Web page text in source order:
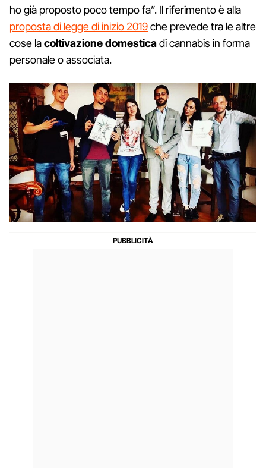
ho già proposto poco tempo fa”. Il riferimento è alla
proposta di legge di inizio 2019che prevede tra le altre
cose lacoltivazione domesticadi cannabis in forma
personale o associata.